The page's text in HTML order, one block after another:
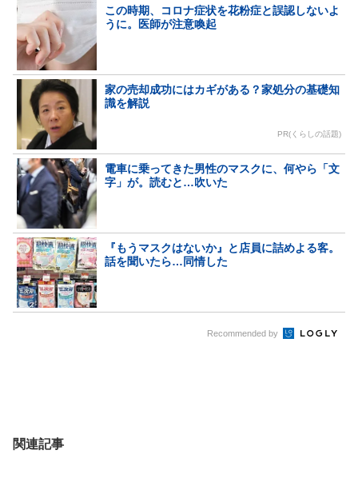
この時期、コロナ症状を花粉症と誤認しないよ
うに。医師が注意喚起
家の売却成功にはカギがある？家処分の基礎知
識を解説
PR(くらしの話題)
電車に乗ってきた男性のマスクに、何やら「文
字」が。読むと…吹いた
『もうマスクはないか』と店員に詰めよる客。
話を聞いたら…同情した
Recommended by
関連記事